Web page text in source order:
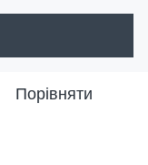
Порівняти